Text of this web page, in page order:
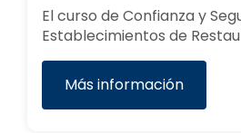
El curso de Confianza y
Establecimientos de
Más información